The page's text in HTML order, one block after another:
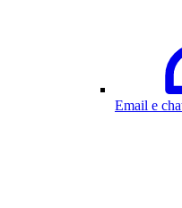
Email e